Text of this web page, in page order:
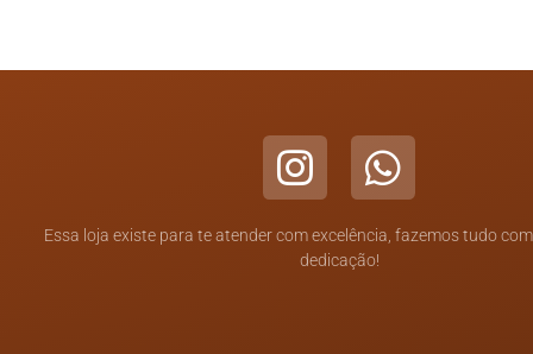
Essa loja existe para te atender com excelência, fazemos tudo
dedicação!